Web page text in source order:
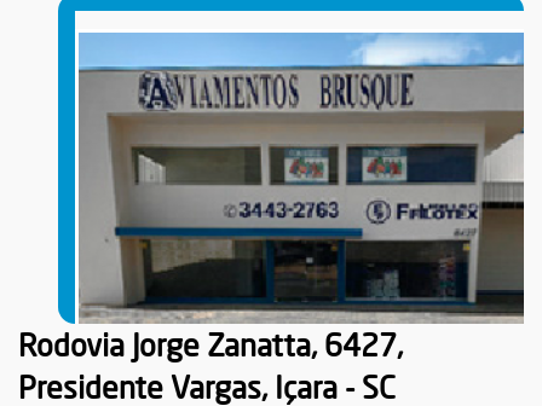
Rodovia Jorge Zanatta, 6427,
Presidente Vargas, Içara - SC